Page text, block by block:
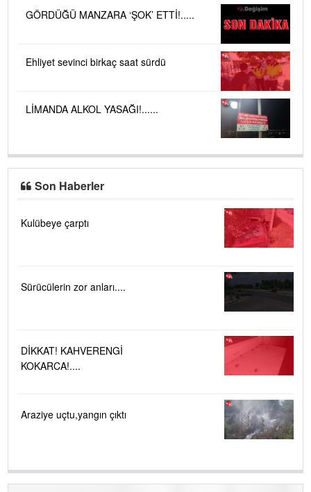
GÖRDÜĞÜ MANZARA ‘ŞOK’ ETTİ!.....
Ehliyet sevinci birkaç saat sürdü
LİMANDA ALKOL YASAĞI!......
Son Haberler
Kulübeye çarptı
Sürücülerin zor anları....
DİKKAT! KAHVERENGİ
KOKARCA!....
Araziye uçtu,yangın çıktı